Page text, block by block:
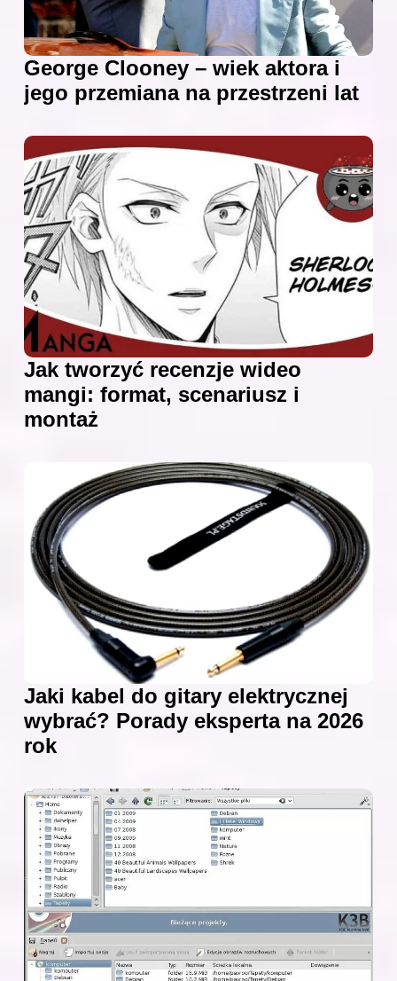
George Clooney – wiek aktora i
jego przemiana na przestrzeni lat
Jak tworzyć recenzje wideo
mangi: format, scenariusz i
montaż
Jaki kabel do gitary elektrycznej
wybrać? Porady eksperta na 2026
rok